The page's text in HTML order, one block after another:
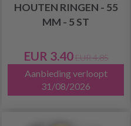
HOUTEN RINGEN - 55
MM - 5 ST
EUR 3.40 EUR 4.85
Aanbieding verloopt
31/08/2026